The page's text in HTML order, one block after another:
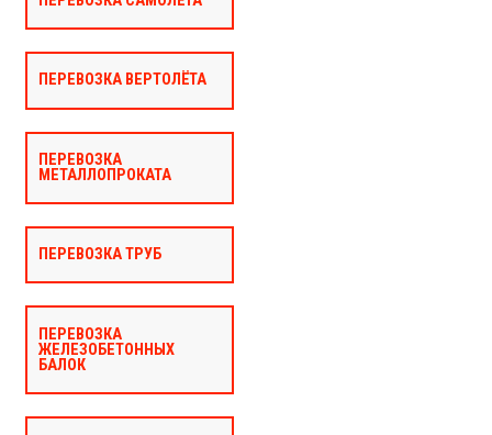
ПЕРЕВОЗКА ВЕРТОЛЁТА
ПЕРЕВОЗКА
МЕТАЛЛОПРОКАТА
ПЕРЕВОЗКА ТРУБ
ПЕРЕВОЗКА
ЖЕЛЕЗОБЕТОННЫХ
БАЛОК